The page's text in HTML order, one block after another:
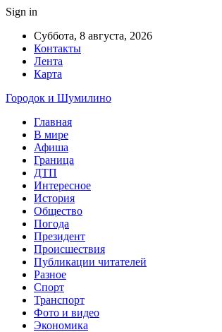
Sign in
Суббота, 8 августа, 2026
Контакты
Лента
Карта
Городок и Шумилино
Главная
В мире
Афиша
Граница
ДТП
Интересное
История
Общество
Погода
Президент
Происшествия
Публикации читателей
Разное
Спорт
Транспорт
Фото и видео
Экономика